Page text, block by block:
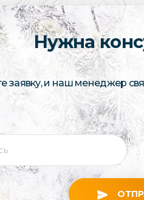
Нужна
заявку, и наш менеджер